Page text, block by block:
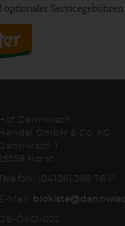
Hof Dannwisch
Handel GmbH & Co. KG
Dannwisch 1
Horst
Telefon: (04126) 396 76 11
E-Mail:
DE-ÖKO-022